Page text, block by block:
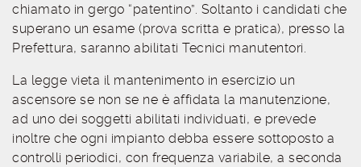
chiamato in gergo “patentino”. Soltanto i candidati che
superano un esame (prova scritta e pratica), presso la
Prefettura, saranno abilitati Tecnici manutentori.
La legge vieta il mantenimento in esercizio un
ascensore se non se ne è affidata la manutenzione,
ad uno dei soggetti abilitati individuati, e prevede
inoltre che ogni impianto debba essere sottoposto a
controlli periodici, con frequenza variabile, a seconda